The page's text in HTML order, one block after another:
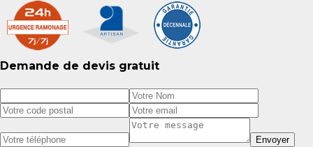
Demande de devis gratuit